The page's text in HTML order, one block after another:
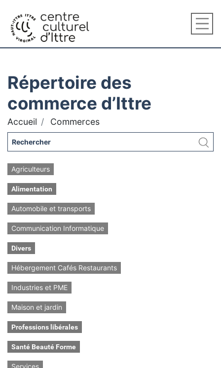
Répertoire des
commerce d’Ittre
Accueil Commerces
Agriculteurs
Alimentation
Automobile et transports
Communication Informatique
Divers
Hébergement Cafés Restaurants
Industries et PME
Maison et jardin
Professions libérales
Santé Beauté Forme
Services